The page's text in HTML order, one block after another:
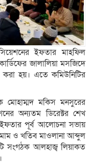
ইফতার মাহফিল
জালালিয়া মসজিদে
হয়। এতে কমিউনিটির
মোহাম্মদ মকিস মনসুরের
অন্যতম ডিরেক্টর শেখ
ইফতার পূর্ব আলোচনা সভায়
ও খতিব মাওলানা আব্দুল
সংগঠক আলহাজ্ব লিয়াকত